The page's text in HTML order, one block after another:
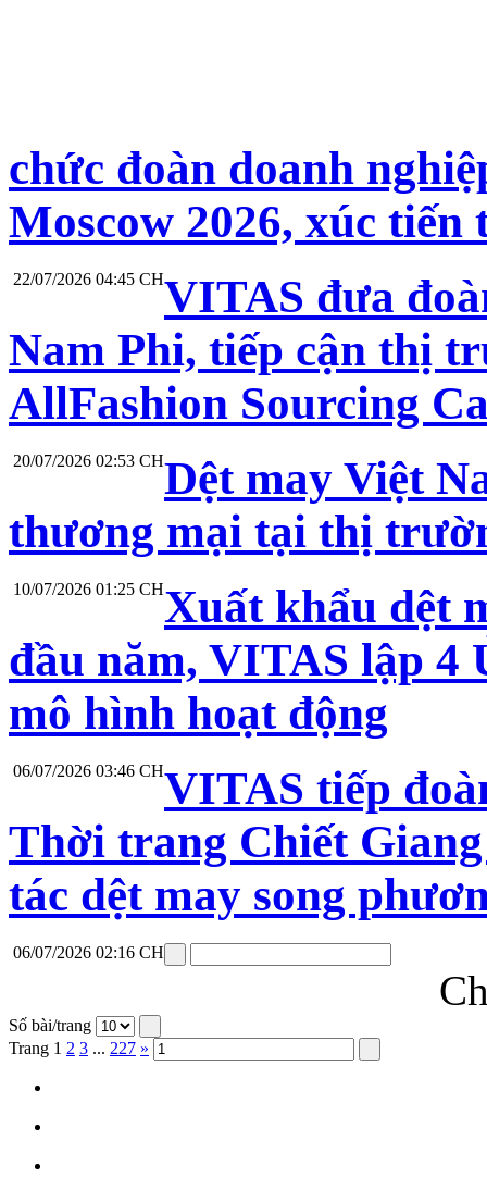
chức đoàn doanh
Moscow 2026, xúc
22/07/2026 04:45 CHVITAS đưa
Nam Phi, tiếp cận thị
AllFashion Sourcing
20/07/2026 02:53 CHDệt may Việt
thương mại tại thị
10/07/2026 01:25 CHXuất khẩu dệt
đầu năm, VITAS lập 4
mô hình hoạt động
06/07/2026 03:46 CHVITAS tiếp
Thời trang Chiết
tác dệt may song
06/07/2026 02:16 CH
Số bài/trang
Trang 1 2 3 ... 227 »